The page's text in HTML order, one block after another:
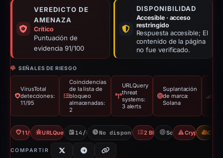
VEREDICTO DE
AMENAZA
Crítico
Puntuación de
evidencia 91/100
DISPONIBILIDAD
Accesible · acceso
restringido
Respuesta accesible; El
contenido de la página
no fue verificado.
SEÑALES DE RIESGO
VirusTotal
detecciones:
11/95
Coincidencias
de la lista de
bloqueo
almacenadas:
2
URLQuery
threat
systems:
3 alerts
Suplantación
de marca:
Solana
11/95 VTURLQuery: 3 threat alerts
14/02/2026No disponible desde 02/03/2026
2 BlocklistsSolanaCrypto Scam
CDN
COMPARTIR